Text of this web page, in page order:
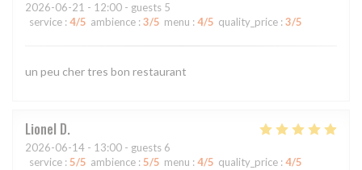
2026-06-21 - 12:00 - guests 5
service : 4/5 ambience : 3/5 menu : 4/5 quality_price : 3/5
un peu cher tres bon restaurant
Lionel D
2026-06-14 - 13:00 - guests 6
service : 5/5 ambience : 5/5 menu : 4/5 quality_price : 4/5